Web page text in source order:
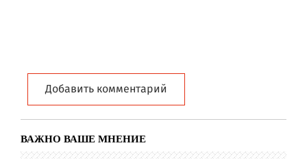
Добавить комментарий
ВАЖНО ВАШЕ МНЕНИЕ